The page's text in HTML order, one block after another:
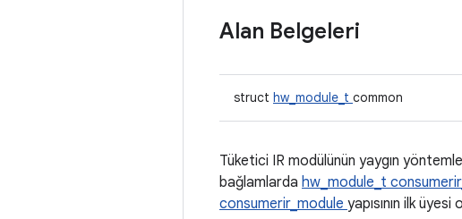
Alan Belgeleri
struct hw_module_t common
Tüketici IR modülünün yaygın
bağlamlarda hw_module_t
consumerir_module yapısının ilk üyesi